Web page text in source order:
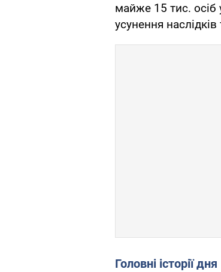
майже 15 тис.
усунення
Головні історії дня